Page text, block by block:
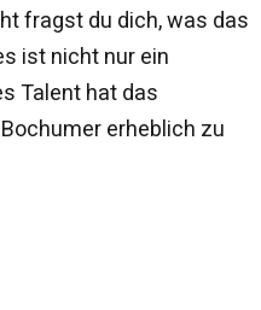
fragst du dich, was das
ist nicht nur ein
Talent hat das
erheblich zu